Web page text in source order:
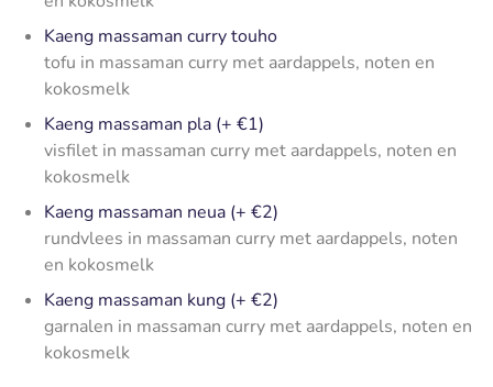
Kaeng massaman curry touho
tofu in massaman curry met aardappels, noten en
kokosmelk
Kaeng massaman pla (+ €1)
visfilet in massaman curry met aardappels, noten en
kokosmelk
Kaeng massaman neua (+ €2)
rundvlees in massaman curry met aardappels, noten
en kokosmelk
Kaeng massaman kung (+ €2)
garnalen in massaman curry met aardappels, noten en
kokosmelk